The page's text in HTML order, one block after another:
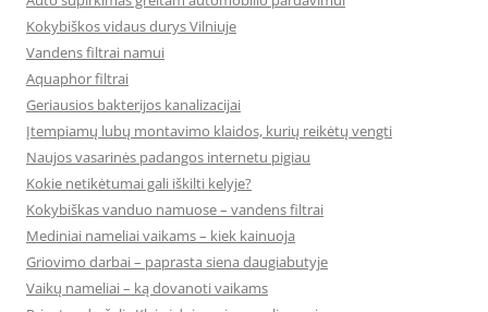
Kokybiškos vidaus durys Vilniuje
Vandens filtrai namui
Aquaphor filtrai
Geriausios bakterijos kanalizacijai
Įtempiamų lubų montavimo klaidos, kurių reikėtų vengti
Naujos vasarinės padangos internetu pigiau
Kokie netikėtumai gali iškilti kelyje?
Kokybiškas vanduo namuose – vandens filtrai
Mediniai nameliai vaikams – kiek kainuoja
Griovimo darbai – paprasta siena daugiabutyje
Vaikų nameliai – ką dovanoti vaikams